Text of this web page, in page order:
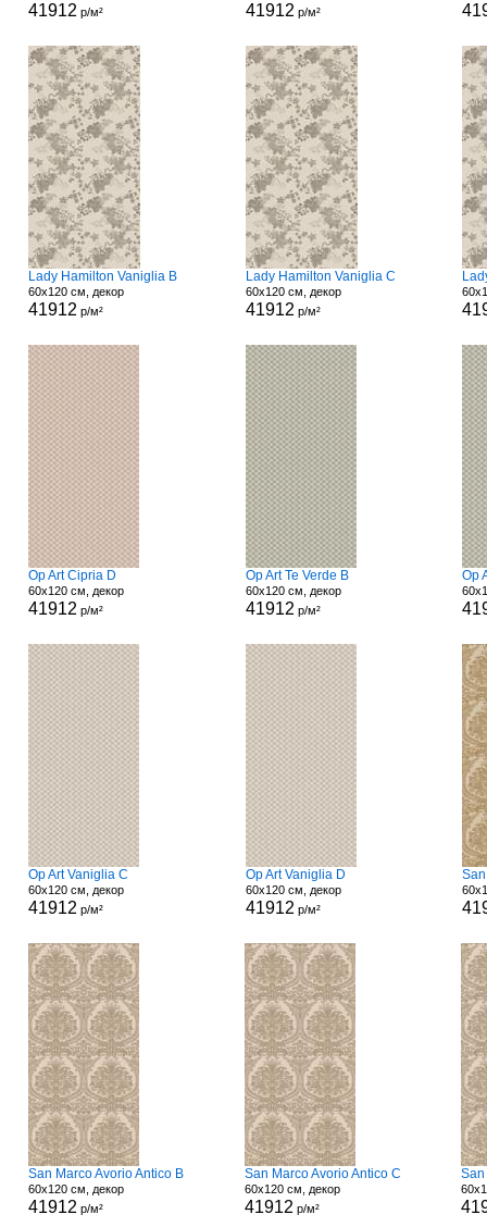
41912 р/м² 41912 р/м²
Lady Hamilton Vaniglia B
60x120 см, декор
41912 р/м²
Lady Hamilton Vaniglia C
60x120 см, декор
41912 р/м²
Op Art Cipria D
60x120 см, декор
41912 р/м²
Op Art Te Verde B
60x120 см, декор
41912 р/м²
Op
Op Art Vaniglia C
60x120 см, декор
41912 р/м²
Op Art Vaniglia D
60x120 см, декор
41912 р/м²
San Marco Avorio Antico B
60x120 см, декор
41912 р/м²
San Marco Avorio Antico C
60x120 см, декор
41912 р/м²